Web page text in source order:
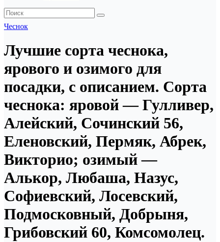
Чеснок
Лучшие сорта чеснока,
ярового и озимого для
посадки, с описанием. Сорта
чеснока: яровой — Гулливер,
Алейский, Сочинский 56,
Еленовский, Пермяк, Абрек,
Викторио; озимый —
Алькор, Любаша, Назус,
Софиевский, Лосевский,
Подмосковный, Добрыня,
Грибовский 60, Комсомолец.